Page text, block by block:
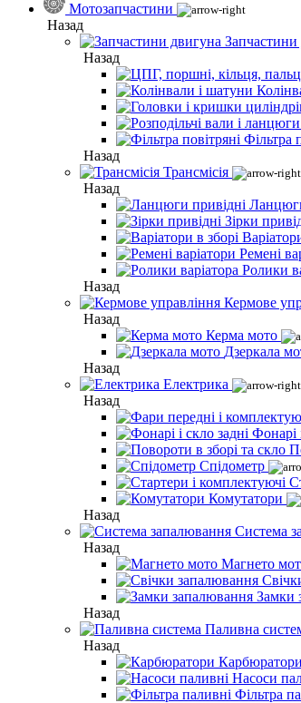
Мотозапчастини
Назад
Запчастини
Назад
Фільтра
Назад
Трансмісія
Назад
Зірки
Ремені
Ролики
Назад
Кермове
Назад
Керма мото
Дзеркала
Назад
Електрика
Назад
Фонарі
Спідометр
Комутатори
Назад
Система
Назад
Магнето
Замки
Назад
Паливна
Назад
Карбюратори
Насоси
Фільтра